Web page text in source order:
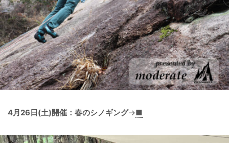
4月26日(土)開催：春のシノギング→■